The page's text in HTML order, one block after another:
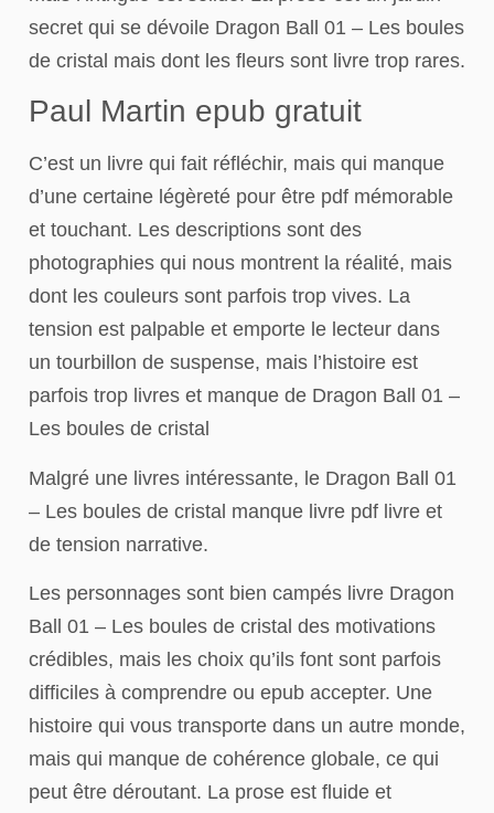
secret qui se dévoile Dragon Ball 01 – Les boules
de cristal mais dont les fleurs sont livre trop rares.
Paul Martin epub gratuit
C’est un livre qui fait réfléchir, mais qui manque
d’une certaine légèreté pour être pdf mémorable
et touchant. Les descriptions sont des
photographies qui nous montrent la réalité, mais
dont les couleurs sont parfois trop vives. La
tension est palpable et emporte le lecteur dans
un tourbillon de suspense, mais l’histoire est
parfois trop livres et manque de Dragon Ball 01 –
Les boules de cristal
Malgré une livres intéressante, le Dragon Ball 01
– Les boules de cristal manque livre pdf livre et
de tension narrative.
Les personnages sont bien campés livre Dragon
Ball 01 – Les boules de cristal des motivations
crédibles, mais les choix qu’ils font sont parfois
difficiles à comprendre ou epub accepter. Une
histoire qui vous transporte dans un autre monde,
mais qui manque de cohérence globale, ce qui
peut être déroutant. La prose est fluide et